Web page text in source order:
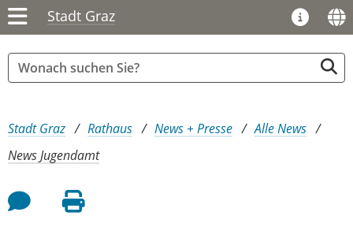
Stadt Graz
Sie sind hier:
Stadt Graz Rathaus News + Presse
Alle News
News Jugendamt
Feedback an Autor
Seite drucken